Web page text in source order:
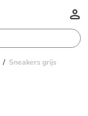
Sneakers grijs